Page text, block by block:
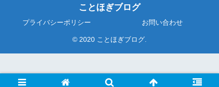
ことほぎブログ
プライバシーポリシー お問い合わせ
© 2020 ことほぎブログ.